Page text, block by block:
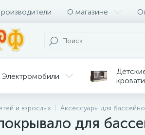
О магазине
Электромобили
кровати
Мебель
и взрослых Аксессуары для
для